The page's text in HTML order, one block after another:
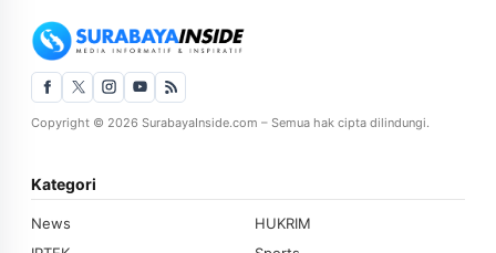
Copyright © 2026 SurabayaInside.com – Semua hak cipta dilindungi.
Kategori
News
HUKRIM